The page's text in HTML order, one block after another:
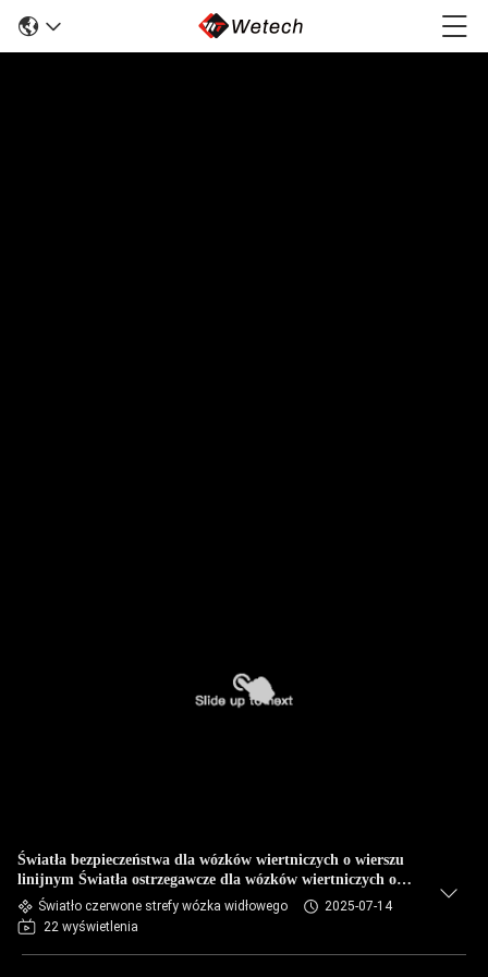
Światła bezpieczeństwa dla wózków wiertniczych o wierszu
linijnym Światła ostrzegawcze dla wózków wiertniczych o
wierszu zielonym IP67
Światło czerwone strefy wózka widłowego
2025-07-14
22 wyświetlenia